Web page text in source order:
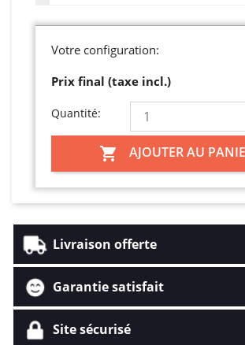
Votre configuration:
Prix final (taxe incl.)
Quantité:
 AJOUTER AU
Livraison offerte
Garantie satisfait
Site sécurisé